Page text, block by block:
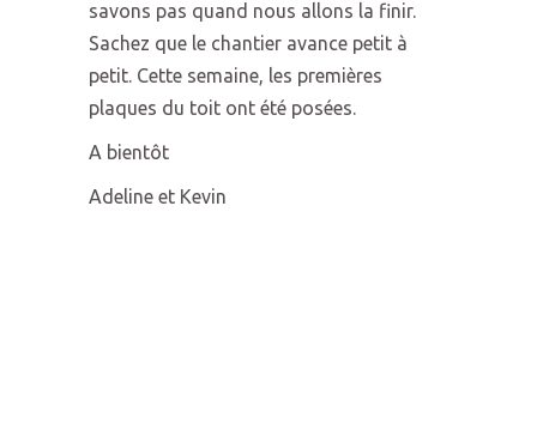
savons pas quand nous allons la finir.
Sachez que le chantier avance petit à
petit. Cette semaine, les premières
plaques du toit ont été posées.
A bientôt
Adeline et Kevin